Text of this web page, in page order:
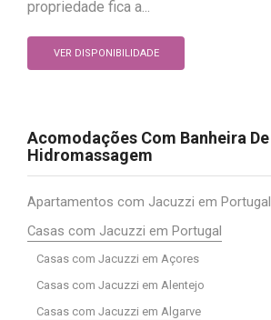
propriedade fica a...
VER DISPONIBILIDADE
Acomodações Com Banheira De
Hidromassagem
Apartamentos com Jacuzzi em Portugal
Casas com Jacuzzi em Portugal
Casas com Jacuzzi em Açores
Casas com Jacuzzi em Alentejo
Casas com Jacuzzi em Algarve